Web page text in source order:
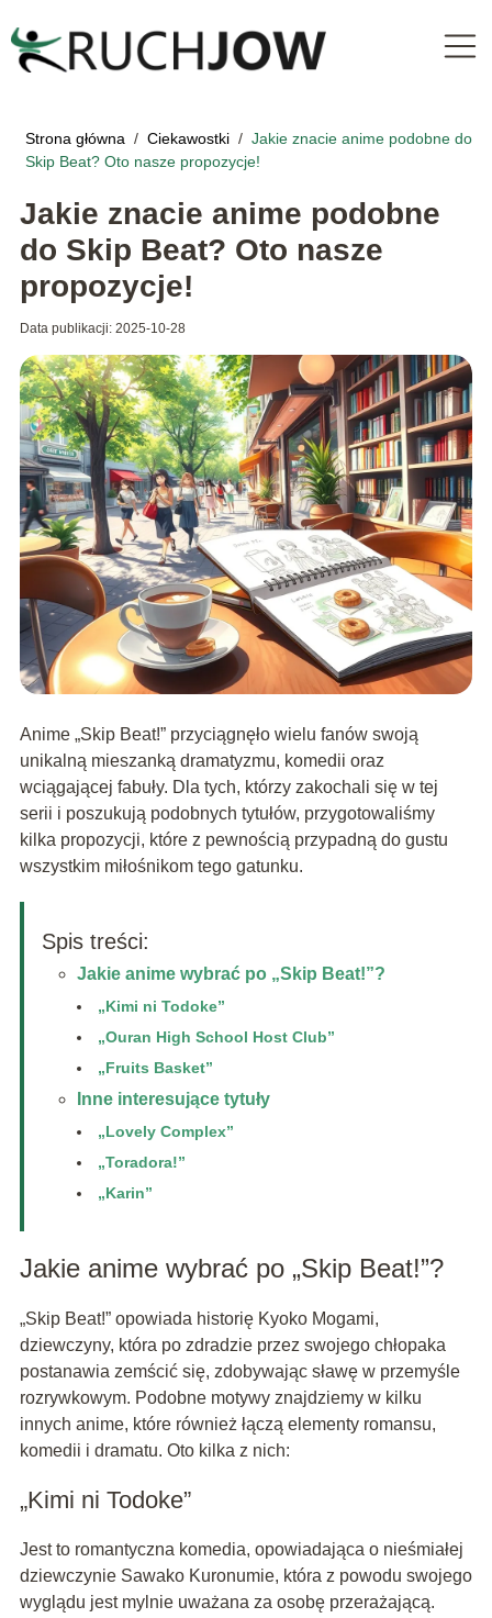
Strona główna / Ciekawostki / Jakie znacie anime podobne do
Skip Beat? Oto nasze propozycje!
Jakie znacie anime podobne
do Skip Beat? Oto nasze
propozycje!
Data publikacji: 2025-10-28
Anime „Skip Beat!” przyciągnęło wielu fanów swoją
unikalną mieszanką dramatyzmu, komedii oraz
wciągającej fabuły. Dla tych, którzy zakochali się w tej
serii i poszukują podobnych tytułów, przygotowaliśmy
kilka propozycji, które z pewnością przypadną do gustu
wszystkim miłośnikom tego gatunku.
Spis treści:
Jakie anime wybrać po „Skip Beat!”?
„Kimi ni Todoke”
„Ouran High School Host Club”
„Fruits Basket”
Inne interesujące tytuły
„Lovely Complex”
„Toradora!”
„Karin”
Jakie anime wybrać po „Skip Beat!”?
„Skip Beat!” opowiada historię Kyoko Mogami,
dziewczyny, która po zdradzie przez swojego chłopaka
postanawia zemścić się, zdobywając sławę w przemyśle
rozrywkowym. Podobne motywy znajdziemy w kilku
innych anime, które również łączą elementy romansu,
komedii i dramatu. Oto kilka z nich:
„Kimi ni Todoke”
Jest to romantyczna komedia, opowiadająca o nieśmiałej
dziewczynie Sawako Kuronumie, która z powodu swojego
wyglądu jest mylnie uważana za osobę przerażającą.